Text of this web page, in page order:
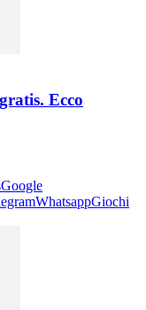
Ecco
Google
WhatsappGiochi